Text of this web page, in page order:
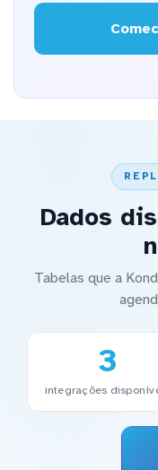
Dados
Tabelas que a
3
integrações